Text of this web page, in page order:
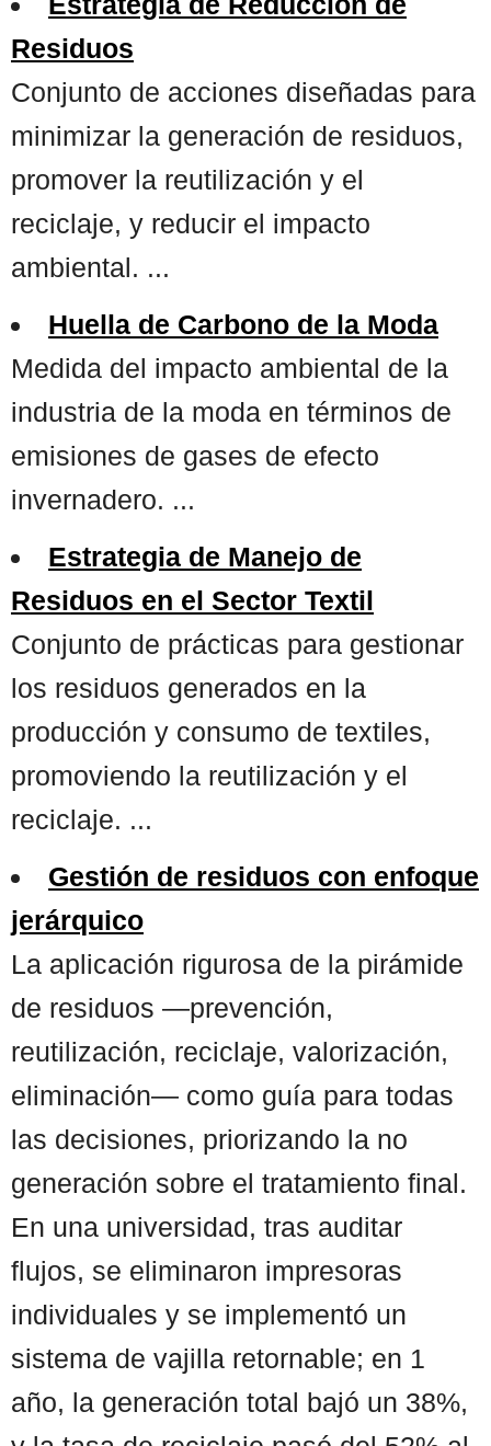
Residuos
Conjunto de acciones diseñadas para
minimizar la generación de residuos,
promover la reutilización y el
reciclaje, y reducir el impacto
ambiental. ...
Huella de Carbono de la Moda
Medida del impacto ambiental de la
industria de la moda en términos de
emisiones de gases de efecto
invernadero. ...
Estrategia de Manejo de
Residuos en el Sector Textil
Conjunto de prácticas para gestionar
los residuos generados en la
producción y consumo de textiles,
promoviendo la reutilización y el
reciclaje. ...
Gestión de residuos con enfoque
jerárquico
La aplicación rigurosa de la pirámide
de residuos —prevención,
reutilización, reciclaje, valorización,
eliminación— como guía para todas
las decisiones, priorizando la no
generación sobre el tratamiento final.
En una universidad, tras auditar
flujos, se eliminaron impresoras
individuales y se implementó un
sistema de vajilla retornable; en 1
año, la generación total bajó un 38%,